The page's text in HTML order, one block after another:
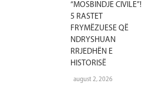
“MOSBINDJE CIVILE”!
5 RASTET
FRYMËZUESE QË
NDRYSHUAN
RRJEDHËN E
HISTORISË
august 2, 2026